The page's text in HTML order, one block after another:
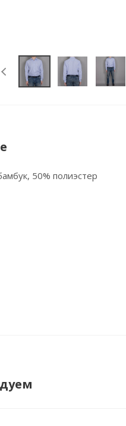
50% полиэстер